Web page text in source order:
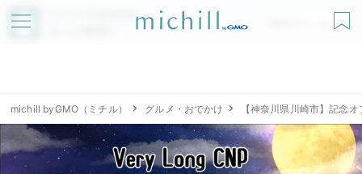
アプリでmichillが
無料ダウンロード
michill byGMO（ミチル） グルメ・おでかけ 【神奈川県川崎市】記念